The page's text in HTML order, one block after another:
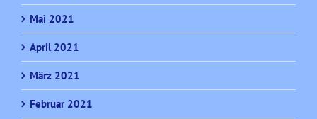
Mai 2021
April 2021
März 2021
Februar 2021